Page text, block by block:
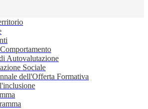
Autovalutazione
Sociale
dell'Offerta Formativa